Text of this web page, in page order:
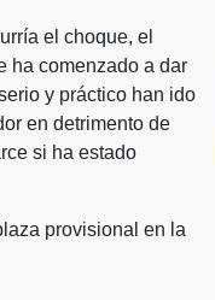
el choque, el
ha comenzado a dar
y práctico han ido
en detrimento de
si ha estado
provisional en la